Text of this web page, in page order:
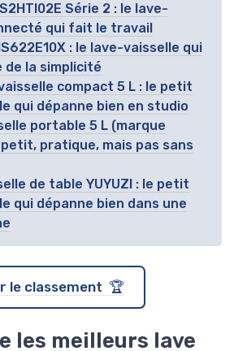
Série 2 : le lave-
qui fait le travail
: le lave-vaisselle qui
de la simplicité
compact 5 L : le petit
qui dépanne bien en studio
portable 5 L (marque
pratique, mais pas sans
de table YUYUZI : le petit
qui dépanne bien dans une
le classement 🏆
les meilleurs lave